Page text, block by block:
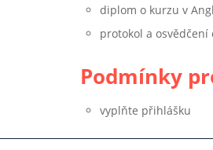
diplom o kurzu v
protokol a osvědčení
Podmínky
vyplňte přihlášku